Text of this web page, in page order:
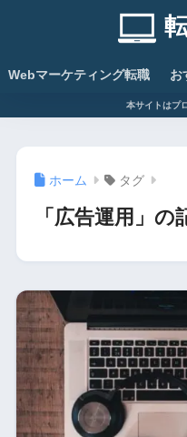
Webマーケティング転職 お
本サイトはプ
ホーム タグ
「広告運用」の